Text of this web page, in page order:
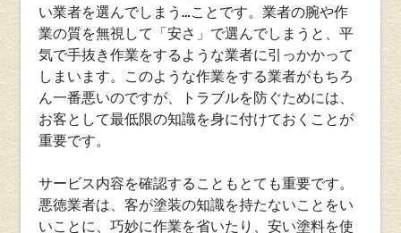
い業者を選んでしまう…ことです。業者の腕や作
業の質を無視して「安さ」で選んでしまうと、平
気で手抜き作業をするような業者に引っかかって
しまいます。このような作業をする業者がもちろ
ん一番悪いのですが、トラブルを防ぐためには、
お客として最低限の知識を身に付けておくことが
重要です。
サービス内容を確認することもとても重要です。
悪徳業者は、客が塗装の知識を持たないことをい
いことに、巧妙に作業を省いたり、安い塗料を使